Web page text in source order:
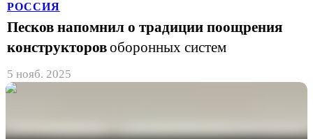
РОССИЯ
Песков напомнил о традиции поощрения
конструкторовоборонных систем
5 нояб. 2025